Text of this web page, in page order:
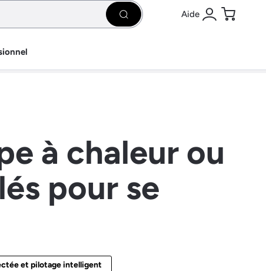
Rechercher Aide
Se connecter
Panier
à chaleur ou
pour se
et pilotage intelligent